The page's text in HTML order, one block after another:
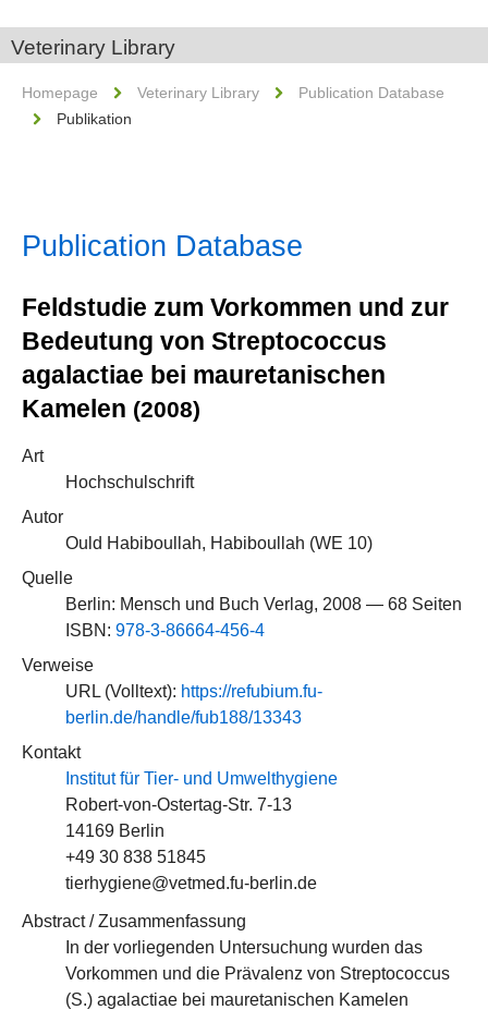
Veterinary Library
Homepage Veterinary Library
Publication Database
Publikation
Publication Database
Feldstudie zum Vorkommen und zur
Bedeutung von Streptococcus
agalactiae bei mauretanischen
Kamelen (2008)
Art
Hochschulschrift
Autor
Ould Habiboullah, Habiboullah (WE 10)
Quelle
Berlin: Mensch und Buch Verlag, 2008 — 68 Seiten
ISBN: 978-3-86664-456-4
Verweise
URL (Volltext): https://refubium.fu-
berlin.de/handle/fub188/13343
Kontakt
Institut für Tier- und Umwelthygiene
Robert-von-Ostertag-Str. 7-13
14169 Berlin
+49 30 838 51845
tierhygiene@vetmed.fu-berlin.de
Abstract / Zusammenfassung
In der vorliegenden Untersuchung wurden das
Vorkommen und die Prävalenz von Streptococcus
(S.) agalactiae bei mauretanischen Kamelen